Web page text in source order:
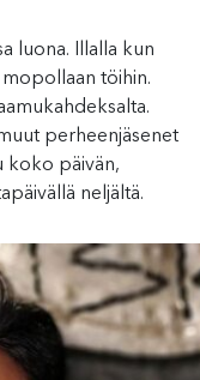
luona.
Illalla kun
mopollaan töihin.
perheenjäsenet
koko päivän,
neljältä.